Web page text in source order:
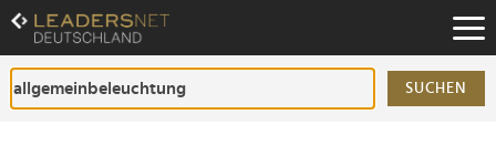
Zum
Inhalt
Zur
Fußzeilen-
Navigation
SUCHEN